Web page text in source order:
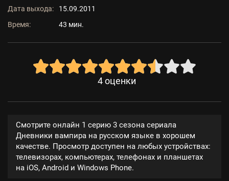
Дата выхода:
15.09.2011
Время:
43 мин.
4 оценки
Смотрите онлайн 1 серию 3 сезона сериала
Дневники вампира на русском языке в хорошем
качестве. Просмотр доступен на любых устройствах:
телевизорах, компьютерах, телефонах и планшетах
на iOS, Android и Windows Phone.